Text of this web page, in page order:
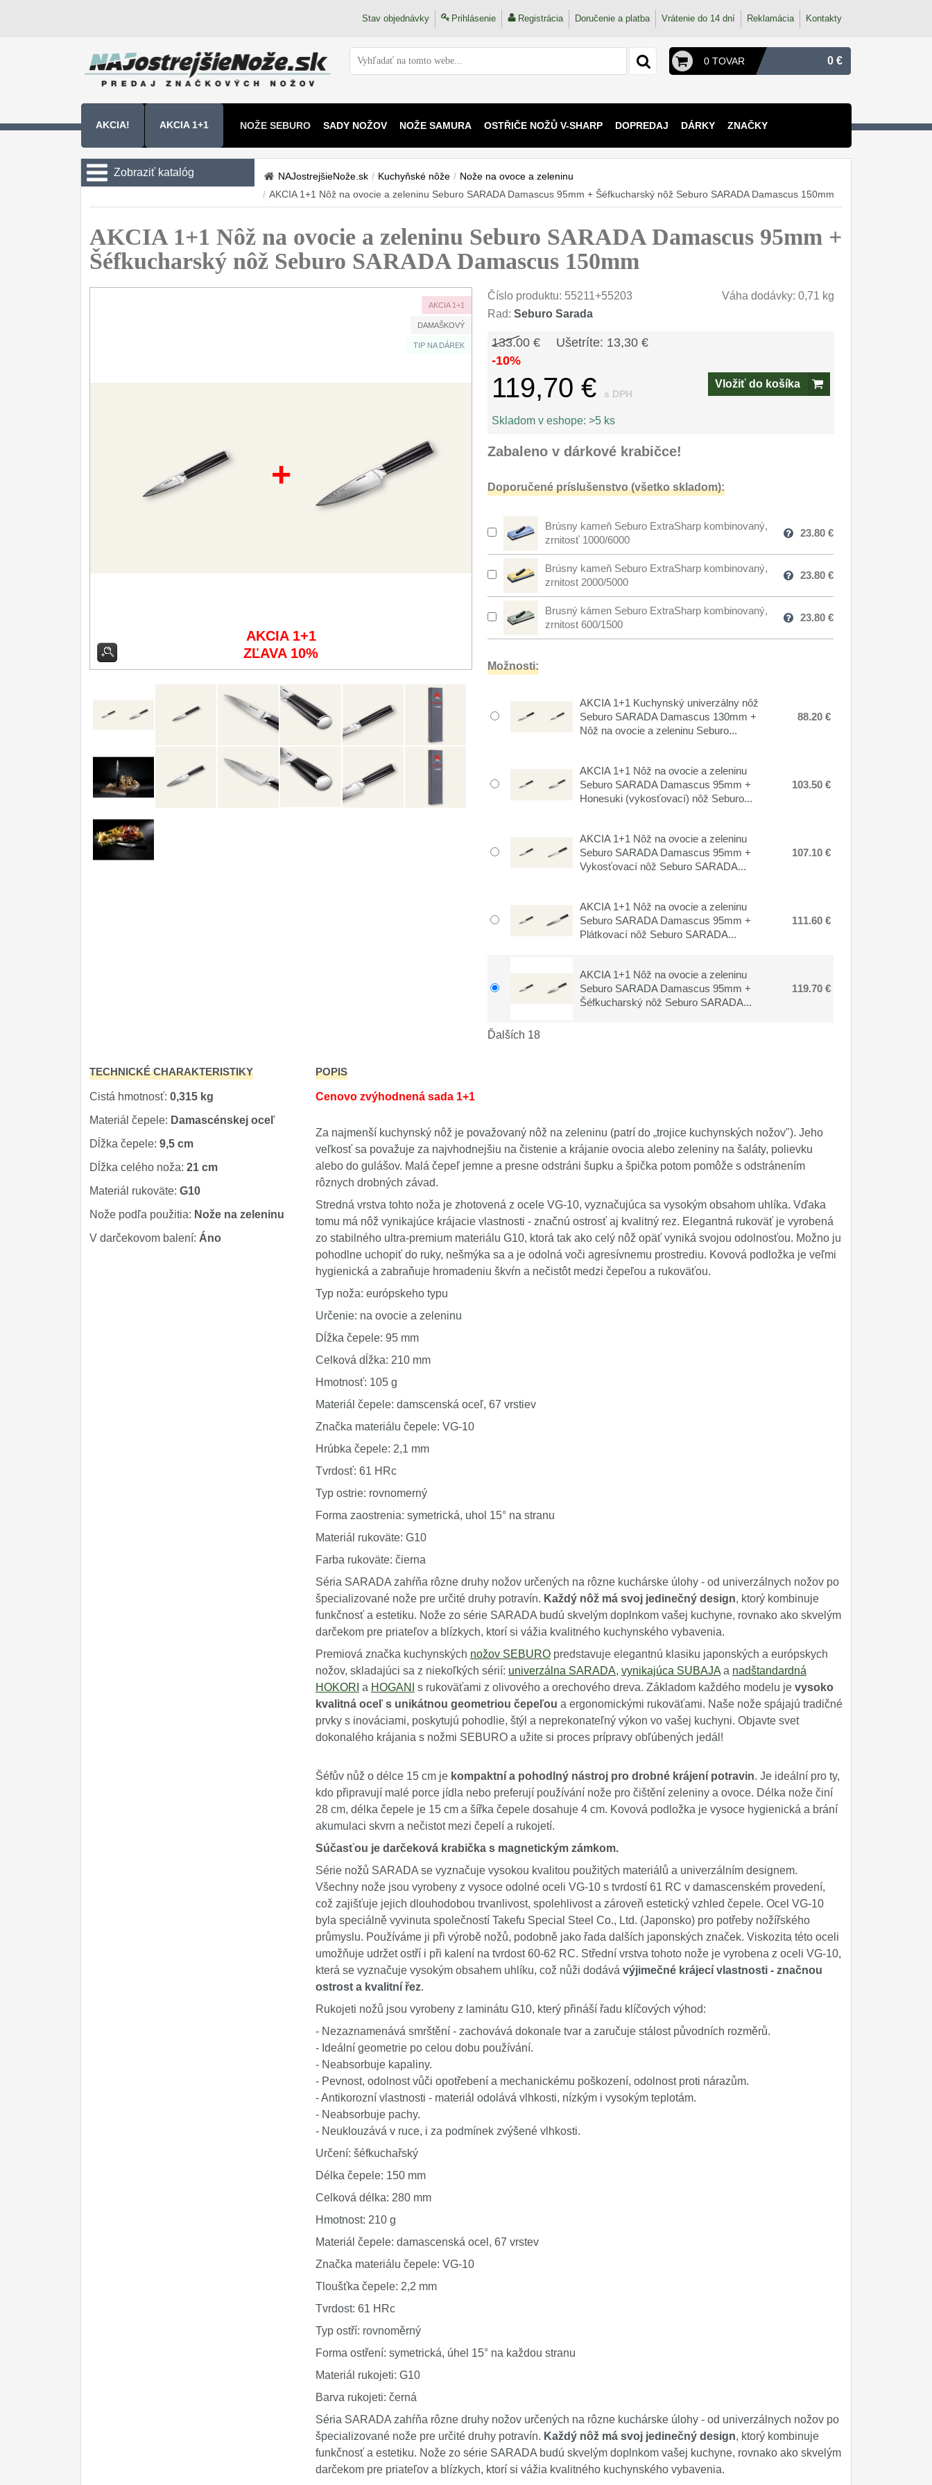
Stav objednávky Prihlásenie Registrácia Doručenie a platba Vrátenie do 14 dní Reklamácia Kontakty
0 TOVAR 0 €
AKCIA! AKCIA 1+1 NOŽE SEBURO SADY NOŽOV NOŽE SAMURA OSTŘIČE NOŽŮ V-SHARP DOPREDAJ DÁRKY ZNAČKY
Zobraziť katalóg
Sady nožov 9
Kuchařské nože 30
Univerzálny nože 50
41
Steakové nože
Príslušenstvo
Ostrenie nožov
Nože SEBURO
Nože Samura
NAJostrejšieNože.sk / Kuchyňské nôže / Nože na ovoce a zeleninu
/ AKCIA 1+1 Nôž na ovocie a zeleninu Seburo SARADA Damascus 95mm + Šéfkucharský nôž Seburo SARADA Damascus 150mm
AKCIA 1+1 Nôž na ovocie a zeleninu Seburo SARADA Damascus 95mm +
Šéfkucharský nôž Seburo SARADA Damascus 150mm
AKCIA 1+1
DAMAŠKOVÝ
TIP NA DÁREK
+
AKCIA 1+1
ZĽAVA 10%
Číslo produktu: 55211+55203
Váha dodávky: 0,71 kg
Rad: Seburo Sarada
133.00 € Ušetríte: 13,30 €
-10%
119,70 € s DPH
Vložiť do košíka
Skladom v eshope: >5 ks
Zabaleno v dárkové krabičce!
Doporučené príslušenstvo (všetko skladom):
Brúsny kameň Seburo ExtraSharp kombinovaný,
zrnitosť 1000/6000
23.80 €
Brúsny kameň Seburo ExtraSharp kombinovaný,
zrnitost 2000/5000
23.80 €
Brusný kámen Seburo ExtraSharp kombinovaný,
zrnitost 600/1500
23.80 €
Možnosti:
AKCIA 1+1 Kuchynský univerzálny nôž
Seburo SARADA Damascus 130mm +
Nôž na ovocie a zeleninu Seburo...
88.20 €
AKCIA 1+1 Nôž na ovocie a zeleninu
Seburo SARADA Damascus 95mm +
Honesuki (vykosťovací) nôž Seburo...
103.50 €
AKCIA 1+1 Nôž na ovocie a zeleninu
Seburo SARADA Damascus 95mm +
Vykosťovací nôž Seburo SARADA...
107.10 €
AKCIA 1+1 Nôž na ovocie a zeleninu
Seburo SARADA Damascus 95mm +
Plátkovací nôž Seburo SARADA...
111.60 €
AKCIA 1+1 Nôž na ovocie a zeleninu
Seburo SARADA Damascus 95mm +
Šéfkucharský nôž Seburo SARADA...
119.70 €
Ďalších 18
TECHNICKÉ CHARAKTERISTIKY
Cistá hmotnosť: 0,315 kg
Materiál čepele: Damascénskej oceľ
Dĺžka čepele: 9,5 cm
Dĺžka celého noža: 21 cm
Materiál rukoväte: G10
Nože podľa použitia: Nože na zeleninu
V darčekovom balení: Áno
POPIS
Cenovo zvýhodnená sada 1+1
Za najmenší kuchynský nôž je považovaný nôž na zeleninu (patrí do „trojice kuchynských nožov"). Jeho
veľkosť sa považuje za najvhodnejšiu na čistenie a krájanie ovocia alebo zeleniny na šaláty, polievku
alebo do gulášov. Malá čepeľ jemne a presne odstráni šupku a špička potom pomôže s odstránením
rôznych drobných závad.
Stredná vrstva tohto noža je zhotovená z ocele VG-10, vyznačujúca sa vysokým obsahom uhlíka. Vďaka
tomu má nôž vynikajúce krájacie vlastnosti - značnú ostrosť aj kvalitný rez. Elegantná rukoväť je vyrobená
zo stabilného ultra-premium materiálu G10, ktorá tak ako celý nôž opäť vyniká svojou odolnosťou. Možno ju
pohodlne uchopiť do ruky, nešmýka sa a je odolná voči agresívnemu prostrediu. Kovová podložka je veľmi
hygienická a zabraňuje hromadeniu škvŕn a nečistôt medzi čepeľou a rukoväťou.
Typ noža: európskeho typu
Určenie: na ovocie a zeleninu
Dĺžka čepele: 95 mm
Celková dĺžka: 210 mm
Hmotnosť: 105 g
Materiál čepele: damscenská oceľ, 67 vrstiev
Značka materiálu čepele: VG-10
Hrúbka čepele: 2,1 mm
Tvrdosť: 61 HRc
Typ ostrie: rovnomerný
Forma zaostrenia: symetrická, uhol 15° na stranu
Materiál rukoväte: G10
Farba rukoväte: čierna
Séria SARADA zahŕňa rôzne druhy nožov určených na rôzne kuchárske úlohy - od univerzálnych nožov po
špecializované nože pre určité druhy potravín. Každý nôž má svoj jedinečný design, ktorý kombinuje
funkčnosť a estetiku. Nože zo série SARADA budú skvelým doplnkom vašej kuchyne, rovnako ako skvelým
darčekom pre priateľov a blízkych, ktorí si vážia kvalitného kuchynského vybavenia.
Premiová značka kuchynských nožov SEBUROpredstavuje elegantnú klasiku japonských a európskych
nožov, skladajúci sa z niekoľkých sérií: univerzálna SARADA, vynikajúca SUBAJAa nadštandardná
HOKORI a HOGANI s rukoväťami z olivového a orechového dreva. Základom každého modelu je vysoko
kvalitná oceľ s unikátnou geometriou čepeľou a ergonomickými rukoväťami. Naše nože spájajú tradičné
prvky s inováciami, poskytujú pohodlie, štýl a neprekonateľný výkon vo vašej kuchyni. Objavte svet
dokonalého krájania s nožmi SEBURO a užite si proces prípravy obľúbených jedál!
Šéfův nůž o délce 15 cm je kompaktní a pohodlný nástroj pro drobné krájení potravin. Je ideální pro ty,
kdo připravují malé porce jídla nebo preferují používání nože pro čištění zeleniny a ovoce. Délka nože činí
28 cm, délka čepele je 15 cm a šířka čepele dosahuje 4 cm. Kovová podložka je vysoce hygienická a brání
akumulaci skvrn a nečistot mezi čepelí a rukojetí.
Súčasťou je darčeková krabička s magnetickým zámkom.
Série nožů SARADA se vyznačuje vysokou kvalitou použitých materiálů a univerzálním designem.
Všechny nože jsou vyrobeny z vysoce odolné oceli VG-10 s tvrdostí 61 RC v damascenském provedení,
což zajišťuje jejich dlouhodobou trvanlivost, spolehlivost a zároveň estetický vzhled čepele. Ocel VG-10
byla speciálně vyvinuta společností Takefu Special Steel Co., Ltd. (Japonsko) pro potřeby nožířského
průmyslu. Používáme ji při výrobě nožů, podobně jako řada dalších japonských značek. Viskozita této oceli
umožňuje udržet ostří i při kalení na tvrdost 60-62 RC. Střední vrstva tohoto nože je vyrobena z oceli VG-10,
která se vyznačuje vysokým obsahem uhlíku, což nůži dodává výjimečné krájecí vlastnosti - značnou
ostrost a kvalitní řez.
Rukojeti nožů jsou vyrobeny z laminátu G10, který přináší řadu klíčových výhod:
- Nezaznamenává smrštění - zachovává dokonale tvar a zaručuje stálost původních rozměrů.
- Ideální geometrie po celou dobu používání.
- Neabsorbuje kapaliny.
- Pevnost, odolnost vůči opotřebení a mechanickému poškození, odolnost proti nárazům.
- Antikorozní vlastnosti - materiál odolává vlhkosti, nízkým i vysokým teplotám.
- Neabsorbuje pachy.
- Neuklouzává v ruce, i za podmínek zvýšené vlhkosti.
Určení: šéfkuchařský
Délka čepele: 150 mm
Celková délka: 280 mm
Hmotnost: 210 g
Materiál čepele: damascenská ocel, 67 vrstev
Značka materiálu čepele: VG-10
Tloušťka čepele: 2,2 mm
Tvrdost: 61 HRc
Typ ostří: rovnoměrný
Forma ostření: symetrická, úhel 15° na každou stranu
Materiál rukojeti: G10
Barva rukojeti: černá
Séria SARADA zahŕňa rôzne druhy nožov určených na rôzne kuchárske úlohy - od univerzálnych nožov po
špecializované nože pre určité druhy potravín. Každý nôž má svoj jedinečný design, ktorý kombinuje
funkčnosť a estetiku. Nože zo série SARADA budú skvelým doplnkom vašej kuchyne, rovnako ako skvelým
darčekom pre priateľov a blízkych, ktorí si vážia kvalitného kuchynského vybavenia.